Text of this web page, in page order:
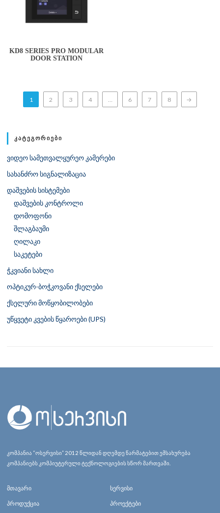
KD8 SERIES PRO MODULAR
DOOR STATION
1 2 3 4 … 6 7 8 →
ᲙᲐᲢᲔᲒᲝᲠᲘᲔᲑᲘ
ვიდეო სამეთვალყურეო კამერები
სახანძრო სიგნალიზაცია
დაშვების სისტემები
დაშვების კონტროლი
დომოფონი
შლაგბაუმი
ღილაკი
საკეტები
ჭკვიანი სახლი
ოპტიკურ-ბოჭკოვანი ქსელები
ქსელური მოწყობილობები
უწყვეტი კვების წყაროები (UPS)
კომპანია “ოსერვისი” 2012 წლიდან დღემდე წარმატებით ემსახურება
კომპანიებს კომპიუტერული ტექნოლოგიების სწორ მართვაში.
მთავარი სერვისი
პროდუქცია პროექტები